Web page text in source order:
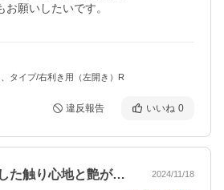
願いしたいです。
タイプ/右利き用（左開き）R
違反報告 いいね 0
表面はツルツルとした触り心地と艶がキラ… 2024/11/18